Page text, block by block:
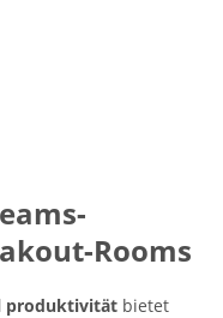
Rooms
produktivität bietet